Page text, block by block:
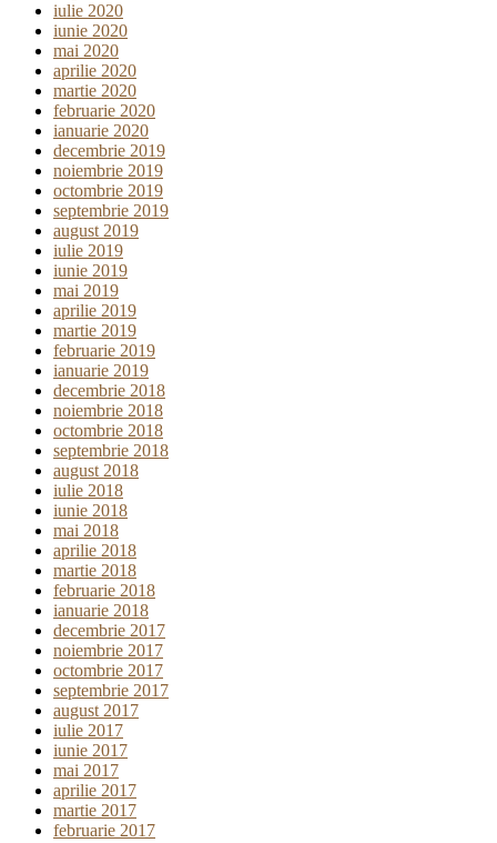
iulie 2020
iunie 2020
mai 2020
aprilie 2020
martie 2020
februarie 2020
ianuarie 2020
decembrie 2019
noiembrie 2019
octombrie 2019
septembrie 2019
august 2019
iulie 2019
iunie 2019
mai 2019
aprilie 2019
martie 2019
februarie 2019
ianuarie 2019
decembrie 2018
noiembrie 2018
octombrie 2018
septembrie 2018
august 2018
iulie 2018
iunie 2018
mai 2018
aprilie 2018
martie 2018
februarie 2018
ianuarie 2018
decembrie 2017
noiembrie 2017
octombrie 2017
septembrie 2017
august 2017
iulie 2017
iunie 2017
mai 2017
aprilie 2017
martie 2017
februarie 2017